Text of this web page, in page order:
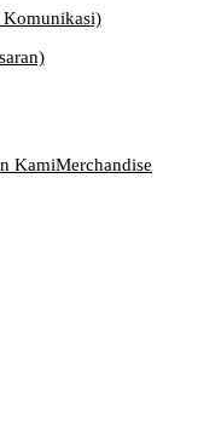
KamiMerchandise